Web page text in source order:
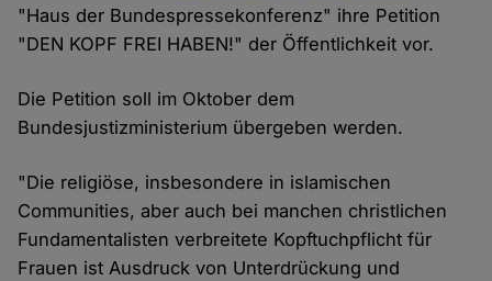
"Haus der Bundespressekonferenz" ihre Petition
"DEN KOPF FREI HABEN!" der Öffentlichkeit vor.
Die Petition soll im Oktober dem
Bundesjustizministerium übergeben werden.
"Die religiöse, insbesondere in islamischen
Communities, aber auch bei manchen christlichen
Fundamentalisten verbreitete Kopftuchpflicht für
Frauen ist Ausdruck von Unterdrückung und